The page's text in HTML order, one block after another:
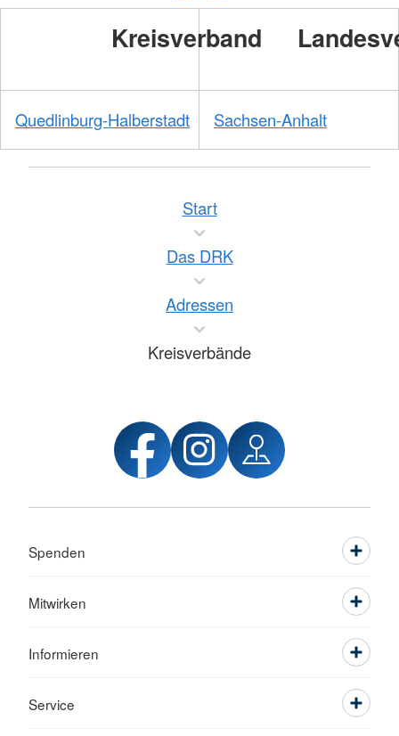
Kreisverband
Quedlinburg-Halberstadt Sachsen-Anhalt
GmbH
Start
Das DRK
Adressen
Kreisverbände
Spenden
Mitwirken
Informieren
Service